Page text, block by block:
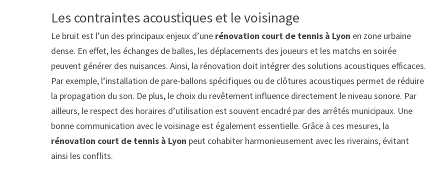
Les contraintes acoustiques et le voisinage
Le bruit est l’un des principaux enjeux d’une rénovation court de tennis à Lyon en zone urbaine
dense. En effet, les échanges de balles, les déplacements des joueurs et les matchs en soirée
peuvent générer des nuisances. Ainsi, la rénovation doit intégrer des solutions acoustiques efficaces.
Par exemple, l’installation de pare-ballons spécifiques ou de clôtures acoustiques permet de réduire
la propagation du son. De plus, le choix du revêtement influence directement le niveau sonore. Par
ailleurs, le respect des horaires d’utilisation est souvent encadré par des arrêtés municipaux. Une
bonne communication avec le voisinage est également essentielle. Grâce à ces mesures, la
rénovation court de tennis à Lyon peut cohabiter harmonieusement avec les riverains, évitant
ainsi les conflits.